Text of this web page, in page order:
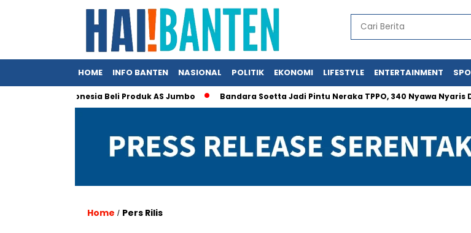
HOME INFO BANTEN NASIONAL POLITIK EKONOMI LIFESTYLE ENTERTAINMENT
Indonesia Beli Produk AS Jumbo Bandara Soetta Jadi Pintu Neraka TPPO, 340 Nyawa Nyaris Dijual
Home / Pers Rilis